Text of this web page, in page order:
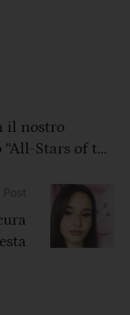
il nostro
Stars of the